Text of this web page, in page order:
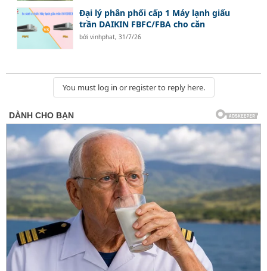
Đại lý phân phối cấp 1 Máy lạnh giấu
trần DAIKIN FBFC/FBA cho căn
bởivinhphat,31/7/26
You must log in or register to reply here.